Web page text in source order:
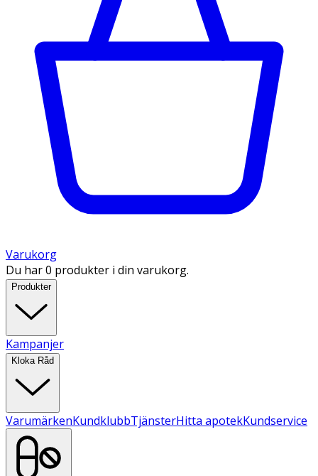
Varukorg
Du har 0 produkter i din varukorg.
Produkter
Kampanjer
Kloka Råd
VarumärkenKundklubbTjänsterHitta apotekKundservice